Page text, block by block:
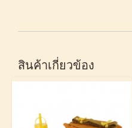
สินค้าเกี่ยวข้อง